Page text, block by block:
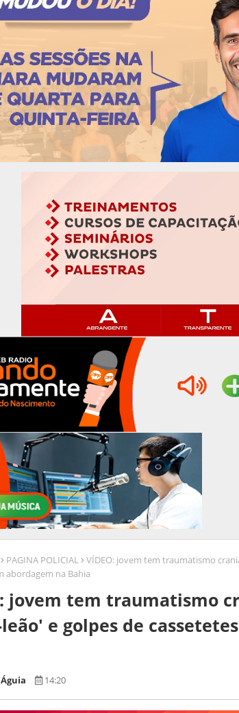
PAGINA POLICIAL
VÍDEO: jovem tem traumatismo
abordagem na Bahia
jovem tem traumatismo
e golpes de
14:20